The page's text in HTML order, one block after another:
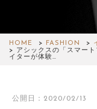
HOME FASHION
アシックスの「スマー
イターが体験…
公開日：2020/02/13
FASHION